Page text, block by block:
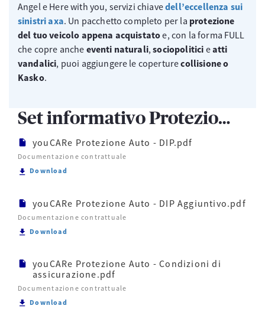
Angel e Here with you, servizi chiavedell’eccellenza sui
sinistri axa. Un pacchetto completo per la protezione
del tuo veicolo appena acquistatoe, con la forma FULL
che copre anche eventi naturali, sociopolitici eatti
vandalici, puoi aggiungere le coperturecollisione o
Kasko.
Set informativo Protezione Auto
youCARe Protezione Auto - DIP.pdf
Documentazione contrattuale
Download
youCARe Protezione Auto - DIP Aggiuntivo.pdf
Documentazione contrattuale
Download
youCARe Protezione Auto - Condizioni di
assicurazione.pdf
Documentazione contrattuale
Download